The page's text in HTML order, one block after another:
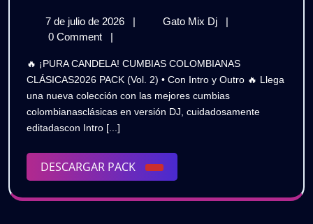
🇨🇴
CUMBIAS
COLOMBIANAS
Clásicas
2026
Pack
(Vol.
2)
7 de julio de 2026
de
2026
| Gato Mix Dj
¡Pura
CUMBIAS
COLOMBIANAS
Clásicas
2026
Intro
|
0 Comment
|
🔥 ¡PURA CANDELA! CUMBIAS COLOMBIANAS
CLÁSICAS2026 PACK (Vol. 2) • Con Intro y Outro 🔥 Llega
una nueva colección con las mejores cumbias
colombianasclásicas en versión DJ, cuidadosamente
editadascon Intro [...]
DESCARGAR PACK
DESCARGAR
PACK